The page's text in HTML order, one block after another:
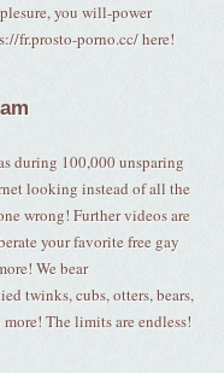
you will-power
fr.prosto-porno.cc/ here!
during 100,000 unsparing
looking instead of all the
wrong! Further videos are
your favorite free gay
We bear
twinks, cubs, otters, bears,
The limits are endless!